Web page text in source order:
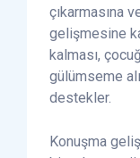
çıkarmasına
gelişmesine
kalması,
gülümseme
destekler.
Konuşma